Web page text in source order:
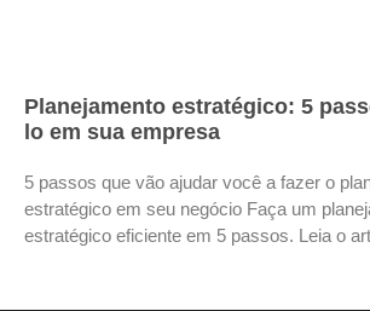
Planejamento estratégico: 5
lo em sua empresa
5 passos que vão ajudar você a fazer o
estratégico em seu negócio Faça um
estratégico eficiente em 5 passos. Leia o